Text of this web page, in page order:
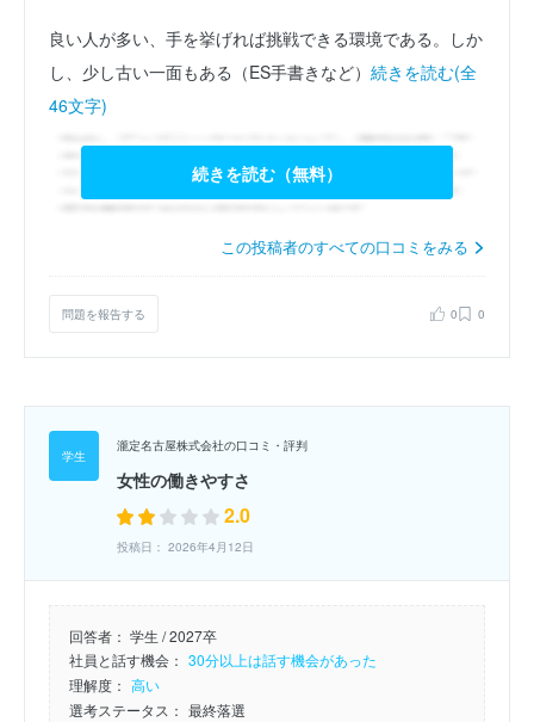
良い人が多い、手を挙げれば挑戦できる環境である。しか
し、少し古い一面もある（ES手書きなど） 続きを読む(全
46文字)
続きを読む（無料）
この投稿者のすべての口コミをみる
問題を報告する 0 0
瀧定名古屋株式会社の口コミ・評判
女性の働きやすさ
2.0
投稿日： 2026年4月12日
回答者： 学生 / 2027卒
社員と話す機会： 30分以上は話す機会があった
理解度： 高い
選考ステータス： 最終落選